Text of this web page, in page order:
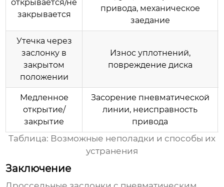
открывается/не
закрывается
привода, механическое
заедание
Утечка через
заслонку в
закрытом
положении
Износ уплотнений,
повреждение диска
Медленное
открытие/
закрытие
Засорение пневматической
линии, неисправность
привода
Таблица: Возможные неполадки и способы их
устранения
Заключение